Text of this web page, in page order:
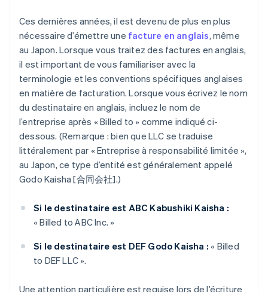
Ces dernières années, il est devenu de plus en plus
nécessaire d’émettre une facture en anglais, même
au Japon. Lorsque vous traitez des factures en anglais,
il est important de vous familiariser avec la
terminologie et les conventions spécifiques anglaises
en matière de facturation. Lorsque vous écrivez le nom
du destinataire en anglais, incluez le nom de
l’entreprise après « Billed to » comme indiqué ci-
dessous. (Remarque : bien que LLC se traduise
littéralement par « Entreprise à responsabilité limitée »,
au Japon, ce type d’entité est généralement appelé
Godo Kaisha [合同会社].)
Si le destinataire est ABC Kabushiki Kaisha :
« Billed to ABC Inc. »
Si le destinataire est DEF Godo Kaisha : « Billed
to DEF LLC ».
Une attention particulière est requise lors de l’écriture